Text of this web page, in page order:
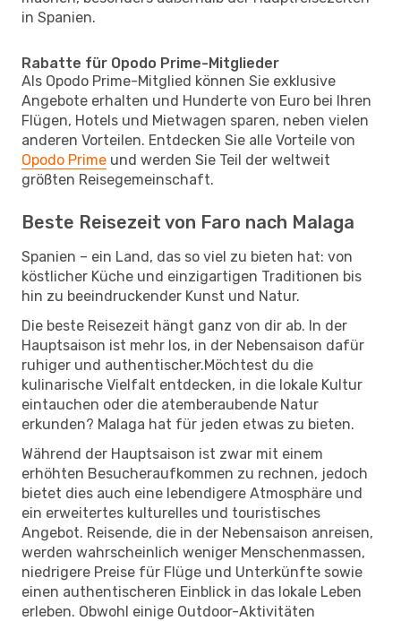
in Spanien.
Rabatte für Opodo Prime-Mitglieder
Als Opodo Prime-Mitglied können Sie exklusive
Angebote erhalten und Hunderte von Euro bei Ihren
Flügen, Hotels und Mietwagen sparen, neben vielen
anderen Vorteilen. Entdecken Sie alle Vorteile von
Opodo Prime und werden Sie Teil der weltweit
größten Reisegemeinschaft.
Beste Reisezeit von Faro nach Malaga
Spanien – ein Land, das so viel zu bieten hat: von
köstlicher Küche und einzigartigen Traditionen bis
hin zu beeindruckender Kunst und Natur.
Die beste Reisezeit hängt ganz von dir ab. In der
Hauptsaison ist mehr los, in der Nebensaison dafür
ruhiger und authentischer.Möchtest du die
kulinarische Vielfalt entdecken, in die lokale Kultur
eintauchen oder die atemberaubende Natur
erkunden? Malaga hat für jeden etwas zu bieten.
Während der Hauptsaison ist zwar mit einem
erhöhten Besucheraufkommen zu rechnen, jedoch
bietet dies auch eine lebendigere Atmosphäre und
ein erweitertes kulturelles und touristisches
Angebot. Reisende, die in der Nebensaison anreisen,
werden wahrscheinlich weniger Menschenmassen,
niedrigere Preise für Flüge und Unterkünfte sowie
einen authentischeren Einblick in das lokale Leben
erleben. Obwohl einige Outdoor-Aktivitäten